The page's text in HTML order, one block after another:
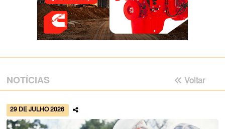
NOTÍCIAS Voltar
29 DE JULHO 2026